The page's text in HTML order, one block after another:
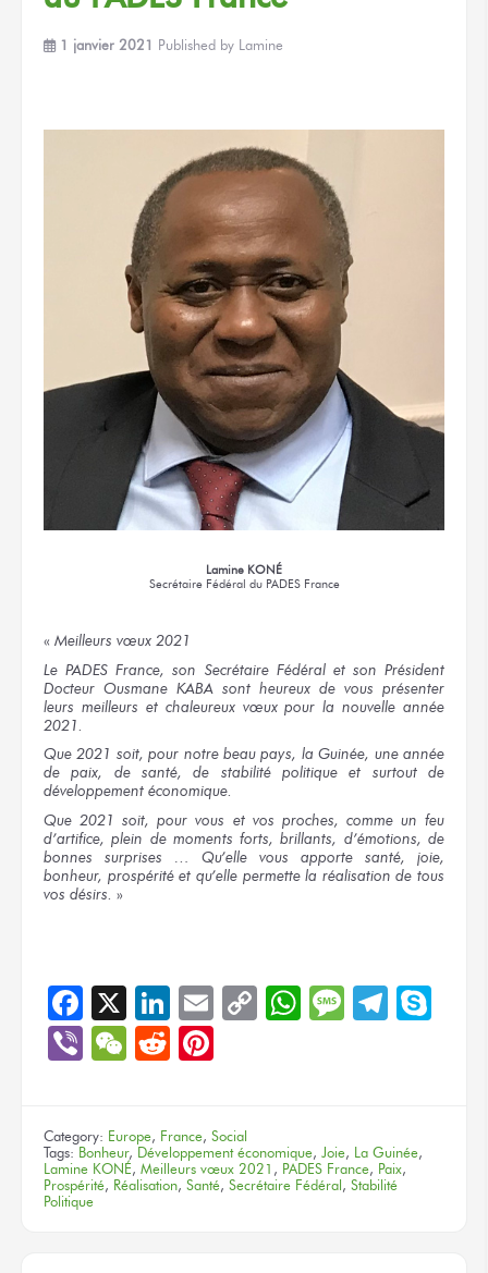
1 janvier 2021 Published by Lamine
Lamine KONÉ
Secrétaire Fédéral du PADES France
« Meilleurs vœux 2021
Le PADES France, son Secrétaire Fédéral et son Président
Docteur Ousmane KABA sont heureux de vous présenter
leurs meilleurs et chaleureux vœux pour la nouvelle année
2021.
Que 2021 soit, pour notre beau pays, la Guinée, une année
de paix, de santé, de stabilité politique et surtout de
développement économique.
Que 2021 soit, pour vous et vos proches, comme un feu
d’artifice, plein de moments forts, brillants, d’émotions, de
bonnes surprises … Qu’elle vous apporte santé, joie,
bonheur, prospérité et qu’elle permette la réalisation de tous
vos désirs. »
Facebook
X LinkedIn
EmailCopyWhatsApp
Message
ViberWeChat
Reddit
Category: Europe, France, Social
Tags: Bonheur, Développement économique, Joie, La Guinée,
Lamine KONÉ, Meilleurs vœux 2021 , PADES France, Paix,
Prospérité, Réalisation, Santé, Secrétaire Fédéral , Stabilité
Politique